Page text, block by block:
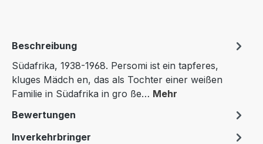
Beschreibung
Südafrika, 1938-1968. Persomi ist ein tapferes,
kluges Mädch en, das als Tochter einer weißen
Familie in Südafrika in gro ße… Mehr
Bewertungen
Inverkehrbringer